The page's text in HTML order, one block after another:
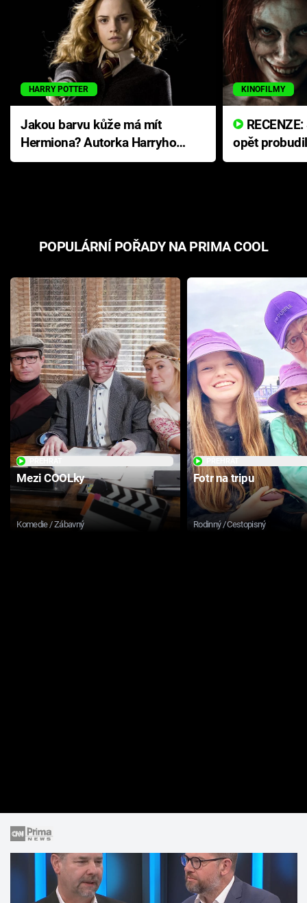
HARRY POTTER
Jakou barvu kůže má mít
Hermiona? Autorka Harryho
Pottera přišla s ráznou
KINOFILMY
opět
přichází s
POPULÁRNÍ POŘADY NA PRIMA COOL
Mezi COOLky
Komedie / Zábavný
Fotr na tripu
Rodinný / Cestopisný